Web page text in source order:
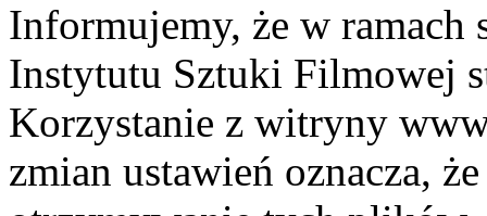
Informujemy, że w ramach
Instytutu Sztuki Filmowej
Korzystanie z witryny
zmian ustawień oznacza,